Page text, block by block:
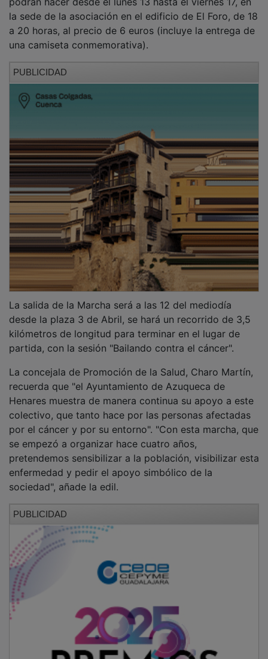
la sede de la asociación en el edificio de El Foro, de 18
a 20 horas, al precio de 6 euros (incluye la entrega de
una camiseta conmemorativa).
desde la plaza 3 de Abril, se hará un recorrido de 3,5
kilómetros de longitud para terminar en el lugar de
partida, con la sesión "Bailando contra el cáncer".
recuerda que "el Ayuntamiento de Azuqueca de
Henares muestra de manera continua su apoyo a este
colectivo, que tanto hace por las personas afectadas
por el cáncer y por su entorno". "Con esta marcha, que
se empezó a organizar hace cuatro años,
pretendemos sensibilizar a la población, visibilizar esta
enfermedad y pedir el apoyo simbólico de la
sociedad", añade la edil.